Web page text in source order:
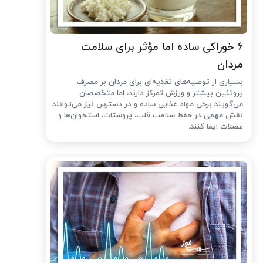
۶ خوراکی ساده اما مؤثر برای سلامت
مردان
بسیاری از توصیه‌های تغذیه‌ای برای مردان بر مصرف
پروتئین بیشتر و ورزش تمرکز دارند، اما متخصصان
می‌گویند برخی مواد غذایی ساده و در دسترس نیز می‌توانند
نقش مهمی در حفظ سلامت قلب، پروستات، استخوان‌ها و
عضلات ایفا کنند.